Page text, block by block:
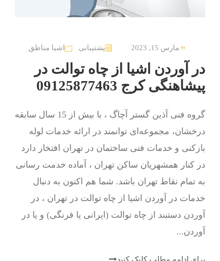
مارس 15, 2023 پشتیبانی اشیا مناطق
در آوردن اشیا از چاه توالت در
پیشاهنگی کرج 09125877463
گروه فنی آذین گستر آچاگ ، با بیش از 15 سال سابقه
درخشان، مجموعه‌ای توانمند در ارائه خدمات لوله
بازکنی و خدمات فنی ساختمان در تهران افتخار دارد
در کنار همشهریان ساکن تهران ، آماده خدمت رسانی
به تمام نقاط تهران باشد. شما هم اکنون به دنبال
خدمات در آوردن اشیا از چاه توالت در تهران ، در
آوردن دستبند از چاه توالت (ایرانی یا فرنگی) و یا در
آوردن...
برای ادامه مطلب کلیک کنید